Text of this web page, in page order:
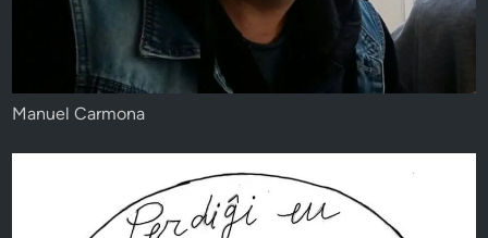
Manuel Carmona